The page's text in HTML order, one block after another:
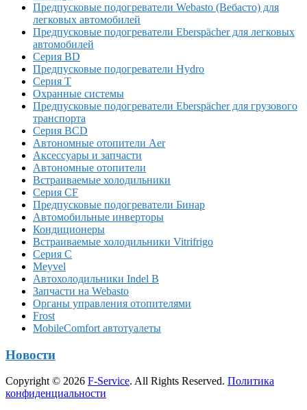
Предпусковые подогреватели Webasto (Вебасто) для
легковых автомобилей
Предпусковые подогреватели Eberspächer для легковых
автомобилей
Серия BD
Предпусковые подогреватели Hydro
Серия T
Охранные системы
Предпусковые подогреватели Eberspächer для грузового
транспорта
Серия BCD
Автономные отопители Аer
Аксессуары и запчасти
Автономные отопители
Встраиваемые холодильники
Серия CF
Предпусковые подогреватели Бинар
Автомобильные инверторы
Кондиционеры
Встраиваемые холодильники Vitrifrigo
Серия C
Meyvel
Автохолодильники Indel B
Запчасти на Webasto
Органы управления отопителями
Frost
MobileComfort автотуалеты
Новости
Copyright © 2026 F-Service. All Rights Reserved. Политика
конфиденциальности